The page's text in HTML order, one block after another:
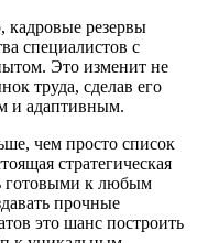
кадровые резервы
специалистов с
Это изменит не
труда, сделав его
и адаптивным.
чем просто список
стратегическая
готовыми к любым
прочные
это шанс построить